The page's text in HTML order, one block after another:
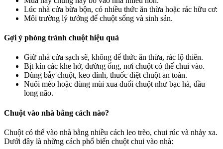
Lúc nhà cửa bừa bộn, có nhiều thức ăn thừa hoặc rác hữu cơ:
Môi trường lý tưởng để chuột sống và sinh sản.
Gợi ý phòng tránh chuột hiệu quả
Giữ nhà cửa sạch sẽ, không để thức ăn thừa, rác lộ thiên.
Bịt kín các khe hở, đường ống, nơi chuột có thể chui vào.
Dùng bẫy chuột, keo dính, thuốc diệt chuột an toàn.
Nuôi mèo hoặc dùng mùi xua đuổi chuột như bạc hà, dầu
long não.
Chuột vào nhà bằng cách nào?
Chuột có thể vào nhà bằng nhiều cách leo trèo, chui rúc và nhảy xa.
Dưới đây là những cách phổ biến chuột chui vào nhà: